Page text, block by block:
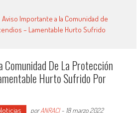
Aviso Importante a la Comunidad de
– Lamentable Hurto Sufrido
De La Protección
Hurto Sufrido Por
porANRACI- 18 marzo 2022